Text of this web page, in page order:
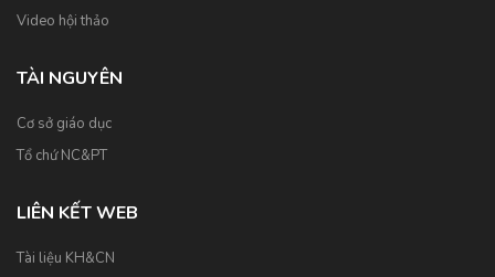
Video hội thảo
TÀI NGUYÊN
Cơ sở giáo dục
Tổ chứ NC&PT
LIÊN KẾT WEB
Tài liệu KH&CN